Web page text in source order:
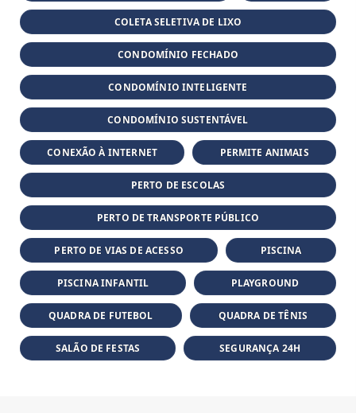
COLETA SELETIVA DE LIXO
CONDOMÍNIO FECHADO
CONDOMÍNIO INTELIGENTE
CONDOMÍNIO SUSTENTÁVEL
CONEXÃO À INTERNET PERMITE ANIMAIS
PERTO DE ESCOLAS
PERTO DE TRANSPORTE PÚBLICO
PERTO DE VIAS DE ACESSO PISCINA
PISCINA INFANTIL PLAYGROUND
QUADRA DE FUTEBOL QUADRA DE TÊNIS
SALÃO DE FESTAS SEGURANÇA 24H